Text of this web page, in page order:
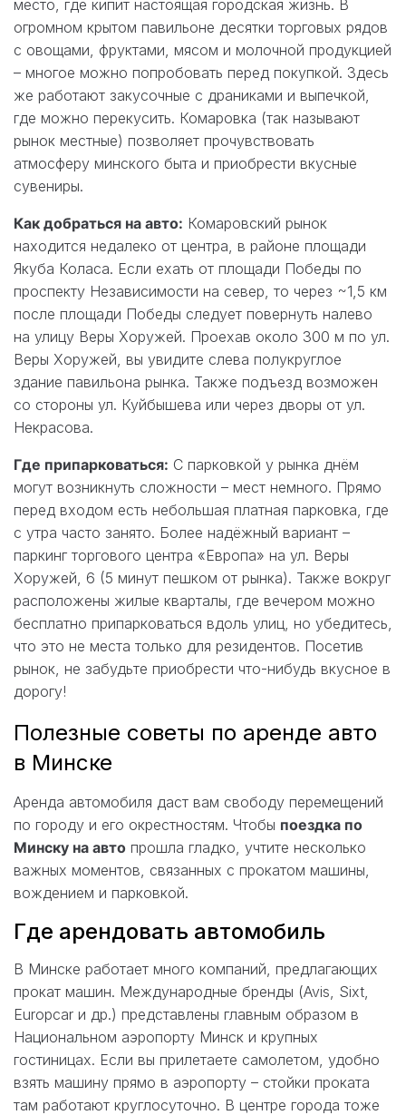
место, где кипит настоящая городская жизнь. В
огромном крытом павильоне десятки торговых рядов
с овощами, фруктами, мясом и молочной продукцией
– многое можно попробовать перед покупкой. Здесь
же работают закусочные с драниками и выпечкой,
где можно перекусить. Комаровка (так называют
рынок местные) позволяет прочувствовать
атмосферу минского быта и приобрести вкусные
сувениры.
Как добраться на авто: Комаровский рынок
находится недалеко от центра, в районе площади
Якуба Коласа. Если ехать от площади Победы по
проспекту Независимости на север, то через ~1,5 км
после площади Победы следует повернуть налево
на улицу Веры Хоружей. Проехав около 300 м по ул.
Веры Хоружей, вы увидите слева полукруглое
здание павильона рынка. Также подъезд возможен
со стороны ул. Куйбышева или через дворы от ул.
Некрасова.
Где припарковаться: С парковкой у рынка днём
могут возникнуть сложности – мест немного. Прямо
перед входом есть небольшая платная парковка, где
с утра часто занято. Более надёжный вариант –
паркинг торгового центра «Европа» на ул. Веры
Хоружей, 6 (5 минут пешком от рынка). Также вокруг
расположены жилые кварталы, где вечером можно
бесплатно припарковаться вдоль улиц, но убедитесь,
что это не места только для резидентов. Посетив
рынок, не забудьте приобрести что-нибудь вкусное в
дорогу!
Полезные советы по аренде авто
в Минске
Аренда автомобиля даст вам свободу перемещений
по городу и его окрестностям. Чтобы поездка по
Минску на авто прошла гладко, учтите несколько
важных моментов, связанных с прокатом машины,
вождением и парковкой.
Где арендовать автомобиль
В Минске работает много компаний, предлагающих
прокат машин. Международные бренды (Avis, Sixt,
Europcar и др.) представлены главным образом в
Национальном аэропорту Минск и крупных
гостиницах. Если вы прилетаете самолетом, удобно
взять машину прямо в аэропорту – стойки проката
там работают круглосуточно. В центре города тоже